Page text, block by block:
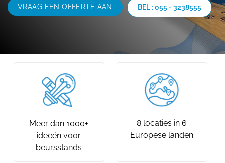
VRAAG EEN OFFERTE AAN BEL : 055 - 3238555
Meer dan 1000+
ideeën voor
beursstands
8 locaties in 6
Europese landen